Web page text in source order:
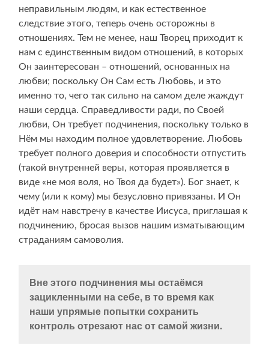
неправильным людям, и как естественное
следствие этого, теперь очень осторожны в
отношениях. Тем не менее, наш Творец приходит к
нам с единственным видом отношений, в которых
Он заинтересован – отношений, основанных на
любви; поскольку Он Сам есть Любовь, и это
именно то, чего так сильно на самом деле жаждут
наши сердца. Справедливости ради, по Своей
любви, Он требует подчинения, поскольку только в
Нём мы находим полное удовлетворение. Любовь
требует полного доверия и способности отпустить
(такой внутренней веры, которая проявляется в
виде «не моя воля, но Твоя да будет»). Бог знает, к
чему (или к кому) мы безусловно привязаны. И Он
идёт нам навстречу в качестве Иисуса, приглашая к
подчинению, бросая вызов нашим изматывающим
страданиям самоволия.
Вне этого подчинения мы остаёмся
зацикленными на себе, в то время как
наши упрямые попытки сохранить
контроль отрезают нас от самой жизни.